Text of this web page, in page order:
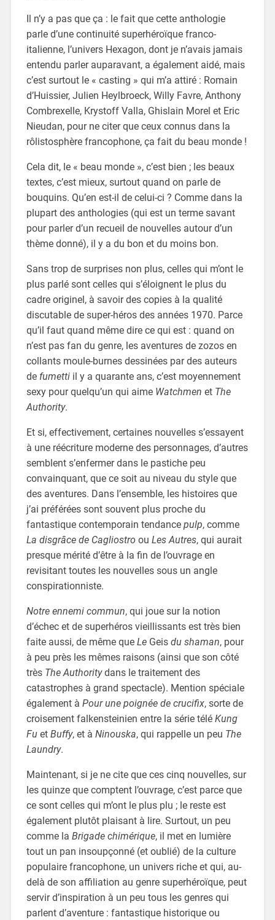
Il n’y a pas que ça : le fait que cette anthologie
parle d’une continuité superhéroïque franco-
italienne, l’univers Hexagon, dont je n’avais jamais
entendu parler auparavant, a également aidé, mais
c’est surtout le « casting » qui m’a attiré : Romain
d’Huissier, Julien Heylbroeck, Willy Favre, Anthony
Combrexelle, Krystoff Valla, Ghislain Morel et Eric
Nieudan, pour ne citer que ceux connus dans la
rôlistosphère francophone, ça fait du beau monde !
Cela dit, le « beau monde », c’est bien ; les beaux
textes, c’est mieux, surtout quand on parle de
bouquins. Qu’en est-il de celui-ci ? Comme dans la
plupart des anthologies (qui est un terme savant
pour parler d’un recueil de nouvelles autour d’un
thème donné), il y a du bon et du moins bon.
Sans trop de surprises non plus, celles qui m’ont le
plus parlé sont celles qui s’éloignent le plus du
cadre originel, à savoir des copies à la qualité
discutable de super-héros des années 1970. Parce
qu’il faut quand même dire ce qui est : quand on
n’est pas fan du genre, les aventures de zozos en
collants moule-burnes dessinées par des auteurs
de fumettiil y a quarante ans, c’est moyennement
sexy pour quelqu’un qui aime Watchmen et The
Authority.
Et si, effectivement, certaines nouvelles s’essayent
à une réécriture moderne des personnages, d’autres
semblent s’enfermer dans le pastiche peu
convainquant, que ce soit au niveau du style que
des aventures. Dans l’ensemble, les histoires que
j’ai préférées sont souvent plus proche du
fantastique contemporain tendance pulp, comme
La disgrâce de Cagliostro ou Les Autres, qui aurait
presque mérité d’être à la fin de l’ouvrage en
revisitant toutes les nouvelles sous un angle
conspirationniste.
Notre ennemi commun, qui joue sur la notion
d’échec et de superhéros vieillissants est très bien
faite aussi, de même que Le Geis du shaman, pour
à peu près les mêmes raisons (ainsi que son côté
très The Authoritydans le traitement des
catastrophes à grand spectacle). Mention spéciale
également à Pour une poignée de crucifix, sorte de
croisement falkensteinien entre la série télé Kung
Fu et Buffy, et à Ninouska, qui rappelle un peu The
Laundry.
Maintenant, si je ne cite que ces cinq nouvelles, sur
les quinze que comptent l’ouvrage, c’est parce que
ce sont celles qui m’ont le plus plu ; le reste est
également plutôt plaisant à lire. Surtout, un peu
comme la Brigade chimérique, il met en lumière
tout un pan insoupçonné (et oublié) de la culture
populaire francophone, un univers riche et qui, au-
delà de son affiliation au genre superhéroïque, peut
servir d’inspiration à un peu tous les genres qui
parlent d’aventure : fantastique historique ou